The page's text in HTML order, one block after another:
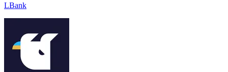
LBank